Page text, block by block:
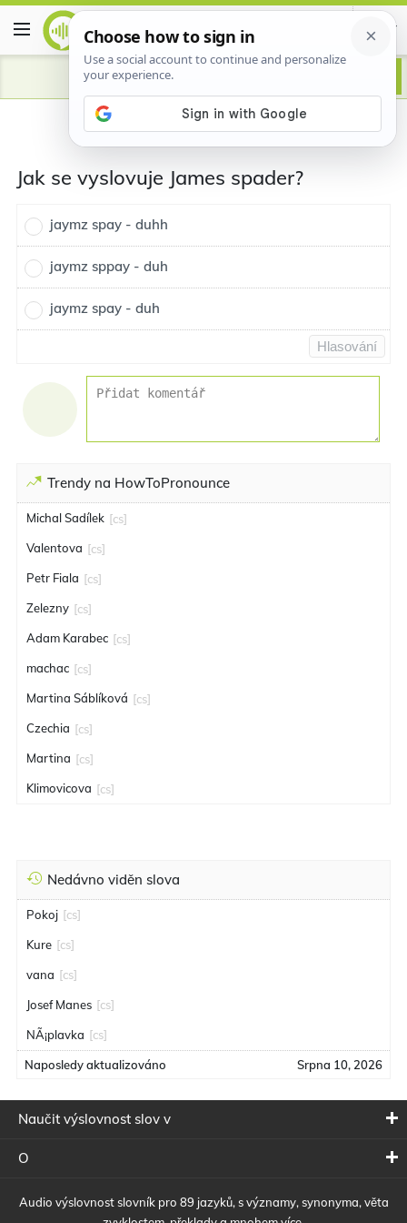
Jak se vyslovuje James spader?
jaymz spay - duhh
jaymz sppay - duh
jaymz spay - duh
Hlasování
Trendy na HowToPronounce
Michal Sadílek [cs]
Valentova [cs]
Petr Fiala [cs]
Zelezny [cs]
Adam Karabec [cs]
machac [cs]
Martina Sáblíková [cs]
Czechia [cs]
Martina [cs]
Klimovicova [cs]
Nedávno viděn slova
Pokoj [cs]
Kure [cs]
vana [cs]
Josef Manes [cs]
NÃ¡plavka [cs]
Naposledy aktualizováno Srpna 10, 2026
Naučit výslovnost slov v
O
Audio výslovnost slovník pro 89 jazyků, s významy, synonyma, věta